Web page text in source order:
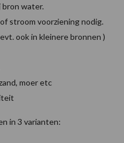
bron water.
stroom voorziening nodig.
ook in kleinere bronnen )
moer etc
in 3 varianten: